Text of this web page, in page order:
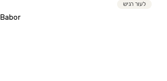
לעור רגיש
Babor באבור Clear Eyebrow Fixing Gel ג'ל הגבות שקוף מעצב